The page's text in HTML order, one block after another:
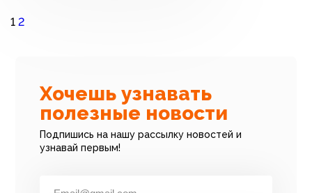
1 2
Хочешь узнавать
полезные новости
Подпишись на нашу рассылку новостей и
узнавай первым!